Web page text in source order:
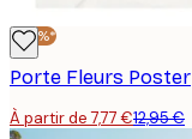
-40%*
Porte Fleurs Poster
À partir de 7,77 €12,95 €